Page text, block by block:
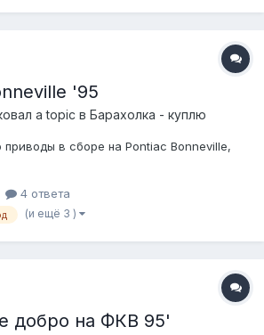
'95
a topic в Барахолка - куплю
в сборе на Pontiac Bonneville,
4 ответа
(и ещё 3 )
добро на ФКВ 95'